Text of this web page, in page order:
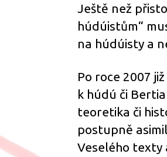
Ještě než
húdúistům“
na húdúisty a
Po roce 2007
k húdú či
teoretika či
postupně
Veselého texty